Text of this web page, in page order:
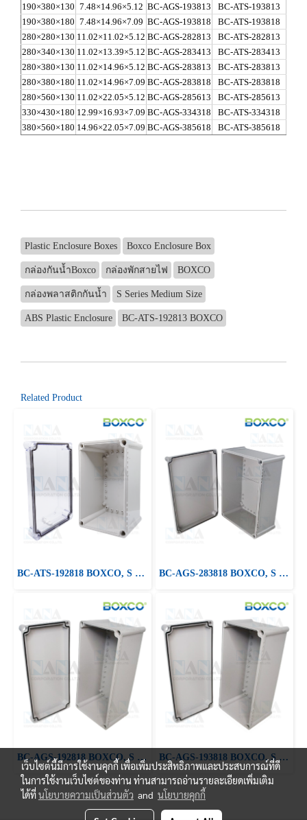
190×380×130 7.48×14.96×5.12 BC-AGS-193813 BC-ATS-193813
190×380×180 7.48×14.96×7.09 BC-AGS-193818 BC-ATS-193818
280×280×130 11.02×11.02×5.12 BC-AGS-282813 BC-ATS-282813
280×340×130 11.02×13.39×5.12 BC-AGS-283413 BC-ATS-283413
280×380×130 11.02×14.96×5.12 BC-AGS-283813 BC-ATS-283813
280×380×180 11.02×14.96×7.09 BC-AGS-283818 BC-ATS-283818
280×560×130 11.02×22.05×5.12 BC-AGS-285613 BC-ATS-285613
330×430×180 12.99×16.93×7.09 BC-AGS-334318 BC-ATS-334318
380×560×180 14.96×22.05×7.09 BC-AGS-385618 BC-ATS-385618
Plastic Enclosure Boxes Boxco Enclosure Box
กล่องกันน้ำBoxco กล่องพักสายไฟ BOXCO
กล่องพลาสติกกันน้ำ S Series Medium Size
ABS Plastic Enclosure BC-ATS-192813 BOXCO
Related Product
BC-ATS-192818 BOXCO, S Series Medium Size, ABS, Clear Cover BC-AGS-283818 BOXCO, S Series Medium Size, ABS Plastic Enclosure
BC-AGS-192818 BOXCO, S Series Medium Size, ABS Plastic Enclosure BC-AGS-193818 BOXCO, S Series Medium Size, ABS Plastic Enclosure
เว็บไซต์นี้มีการใช้งานคุกกี้ เพื่อเพิ่มประสิทธิภาพและประสบการณ์ที่ดี
ในการใช้งานเว็บไซต์ของท่าน ท่านสามารถอ่านรายละเอียดเพิ่มเติม
ได้ที่นโยบายความเป็นส่วนตัว and นโยบายคุกกี้